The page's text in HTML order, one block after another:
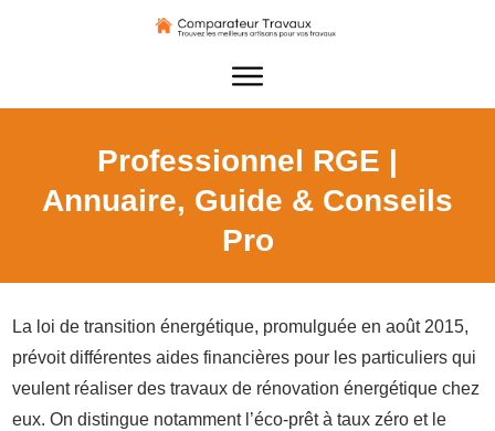
Professionnel RGE |
Annuaire, Guide & Conseils
Pro
La loi de transition énergétique, promulguée en août 2015,
prévoit différentes aides financières pour les particuliers qui
veulent réaliser des travaux de rénovation énergétique chez
eux. On distingue notamment l’éco-prêt à taux zéro et le